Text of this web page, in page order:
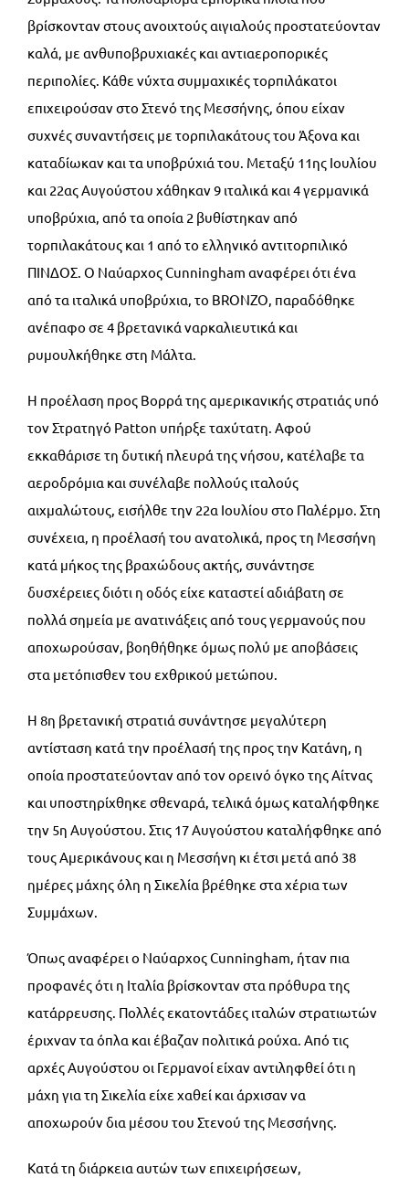
βρίσκονταν στους ανοιχτούς αιγιαλούς προστατεύονταν
καλά, με ανθυποβρυχιακές και αντιαεροπορικές
περιπολίες. Κάθε νύχτα συμμαχικές τορπιλάκατοι
επιχειρούσαν στο Στενό της Μεσσήνης, όπου είχαν
συχνές συναντήσεις με τορπιλακάτους του Άξονα και
καταδίωκαν και τα υποβρύχιά του. Μεταξύ 11ης Ιουλίου
και 22ας Αυγούστου χάθηκαν 9 ιταλικά και 4 γερμανικά
υποβρύχια, από τα οποία 2 βυθίστηκαν από
τορπιλακάτους και 1 από το ελληνικό αντιτορπιλικό
ΠΙΝΔΟΣ. Ο Ναύαρχος Cunningham αναφέρει ότι ένα
από τα ιταλικά υποβρύχια, το BRONZO, παραδόθηκε
ανέπαφο σε 4 βρετανικά ναρκαλιευτικά και
ρυμουλκήθηκε στη Μάλτα.
Η προέλαση προς Βορρά της αμερικανικής στρατιάς υπό
τον Στρατηγό Patton υπήρξε ταχύτατη. Αφού
εκκαθάρισε τη δυτική πλευρά της νήσου, κατέλαβε τα
αεροδρόμια και συνέλαβε πολλούς ιταλούς
αιχμαλώτους, εισήλθε την 22α Ιουλίου στο Παλέρμο. Στη
συνέχεια, η προέλασή του ανατολικά, προς τη Μεσσήνη
κατά μήκος της βραχώδους ακτής, συνάντησε
δυσχέρειες διότι η οδός είχε καταστεί αδιάβατη σε
πολλά σημεία με ανατινάξεις από τους γερμανούς που
αποχωρούσαν, βοηθήθηκε όμως πολύ με αποβάσεις
στα μετόπισθεν του εχθρικού μετώπου.
Η 8η βρετανική στρατιά συνάντησε μεγαλύτερη
αντίσταση κατά την προέλασή της προς την Κατάνη, η
οποία προστατεύονταν από τον ορεινό όγκο της Αίτνας
και υποστηρίχθηκε σθεναρά, τελικά όμως καταλήφθηκε
την 5η Αυγούστου. Στις 17 Αυγούστου καταλήφθηκε από
τους Αμερικάνους και η Μεσσήνη κι έτσι μετά από 38
ημέρες μάχης όλη η Σικελία βρέθηκε στα χέρια των
Συμμάχων.
Όπως αναφέρει ο Ναύαρχος Cunningham, ήταν πια
προφανές ότι η Ιταλία βρίσκονταν στα πρόθυρα της
κατάρρευσης. Πολλές εκατοντάδες ιταλών στρατιωτών
έριχναν τα όπλα και έβαζαν πολιτικά ρούχα. Από τις
αρχές Αυγούστου οι Γερμανοί είχαν αντιληφθεί ότι η
μάχη για τη Σικελία είχε χαθεί και άρχισαν να
αποχωρούν δια μέσου του Στενού της Μεσσήνης.
Κατά τη διάρκεια αυτών των επιχειρήσεων,